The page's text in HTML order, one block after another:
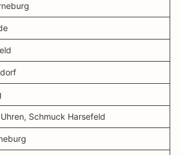
Schmuck Harsefeld